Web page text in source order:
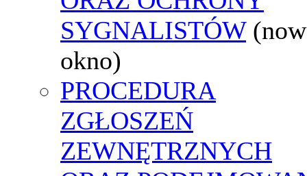
SYGNALISTÓW
okno)
PROCEDURA
ZGŁOSZEŃ
ZEWNĘTRZNYCH